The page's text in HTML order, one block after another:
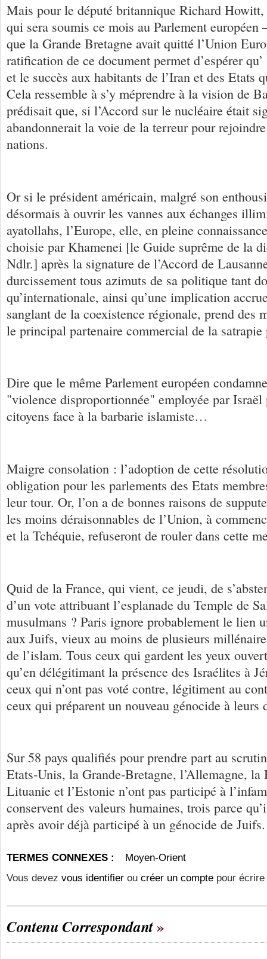
Mais pour le député britannique Richard
qui sera soumis ce mois au Parlement européen
que la Grande Bretagne avait quitté l’Union
ratification de ce document permet d’espérer
et le succès aux habitants de l’Iran et des Etats
Cela ressemble à s’y méprendre à la vision de
prédisait que, si l’Accord sur le nucléaire était
abandonnerait la voie de la terreur pour
nations.
Or si le président américain, malgré son
désormais à ouvrir les vannes aux échanges
ayatollahs, l’Europe, elle, en pleine
choisie par Khamenei [le Guide suprême de la
Ndlr.] après la signature de l’Accord de
durcissement tous azimuts de sa politique tant
qu’internationale, ainsi qu’une implication
sanglant de la coexistence régionale, prend des
le principal partenaire commercial de la satrapie
Dire que le même Parlement européen
"violence disproportionnée" employée par Israël
citoyens face à la barbarie islamiste…
Maigre consolation : l’adoption de cette
obligation pour les parlements des Etats
leur tour. Or, l’on a de bonnes raisons de
les moins déraisonnables de l’Union, à
et la Tchéquie, refuseront de rouler dans cette
Quid de la France, qui vient, ce jeudi, de
d’un vote attribuant l’esplanade du Temple de
musulmans ? Paris ignore probablement le lien
aux Juifs, vieux au moins de plusieurs
de l’islam. Tous ceux qui gardent les yeux
qu’en délégitimant la présence des Israélites à
ceux qui n’ont pas voté contre, légitiment au
ceux qui préparent un nouveau génocide à leurs
Sur 58 pays qualifiés pour prendre part au
Etats-Unis, la Grande-Bretagne, l’Allemagne, la
Lituanie et l’Estonie n’ont pas participé à
conservent des valeurs humaines, trois parce
après avoir déjà participé à un génocide de
TERMES CONNEXES :
Moyen-Orient
Vous devez vous identifier ou créer un compte pour
Contenu Correspondant